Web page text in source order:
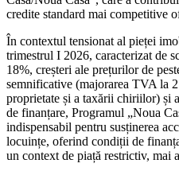
credite standard mai competitive
În contextul tensionat al pieței
trimestrul I 2026, caracterizat de
18%, creșteri ale prețurilor de
semnificative (majorarea TVA la
proprietate și a taxării chiriilor) și
de finanțare, Programul „Noua
indispensabil pentru susținerea
locuințe, oferind condiții de
un context de piață restrictiv, mai